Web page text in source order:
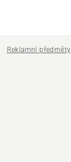
Reklamní předměty